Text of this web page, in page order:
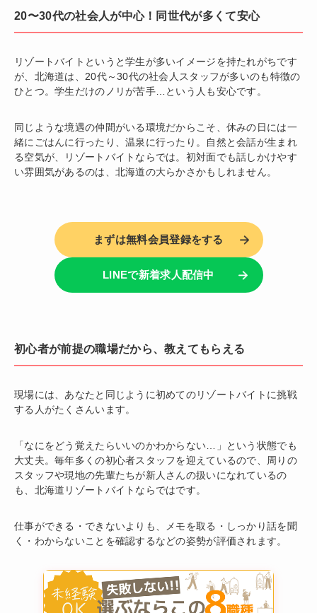
20〜30代の社会人が中心！同世代が多くて安心
リゾートバイトというと学生が多いイメージを持たれがちです
が、北海道は、20代～30代の社会人スタッフが多いのも特徴の
ひとつ。学生だけのノリが苦手…という人も安心です。
同じような境遇の仲間がいる環境だからこそ、休みの日には一
緒にごはんに行ったり、温泉に行ったり。自然と会話が生まれ
る空気が、リゾートバイトならでは。初対面でも話しかけやす
い雰囲気があるのは、北海道の大らかさかもしれません。
まずは無料会員登録をする
LINEで新着求人配信中
初心者が前提の職場だから、教えてもらえる
現場には、あなたと同じように初めてのリゾートバイトに挑戦
する人がたくさんいます。
「なにをどう覚えたらいいのかわからない…」という状態でも
大丈夫。毎年多くの初心者スタッフを迎えているので、周りの
スタッフや現地の先輩たちが新人さんの扱いになれているの
も、北海道リゾートバイトならではです。
仕事ができる・できないよりも、メモを取る・しっかり話を聞
く・わからないことを確認するなどの姿勢が評価されます。